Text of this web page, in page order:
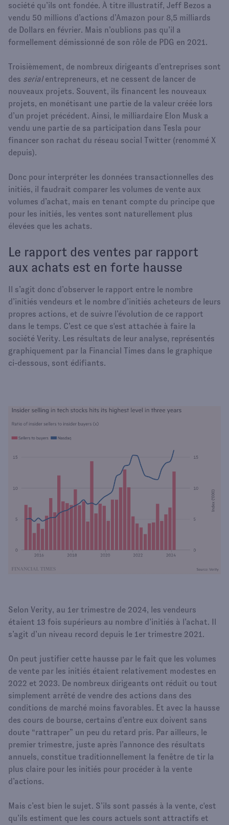
société qu’ils ont fondée. À titre illustratif, Jeff Bezos a
vendu 50 millions d’actions d’Amazon pour 8,5 milliards
de Dollars en février. Mais n’oublions pas qu’il a
formellement démissionné de son rôle de PDG en 2021.
Troisièmement, de nombreux dirigeants d’entreprises sont
des serialentrepreneurs, et ne cessent de lancer de
nouveaux projets. Souvent, ils financent les nouveaux
projets, en monétisant une partie de la valeur créée lors
d’un projet précédent. Ainsi, le milliardaire Elon Musk a
vendu une partie de sa participation dans Tesla pour
financer son rachat du réseau social Twitter (renommé X
depuis).
Donc pour interpréter les données transactionnelles des
initiés, il faudrait comparer les volumes de vente aux
volumes d’achat, mais en tenant compte du principe que
pour les initiés, les ventes sont naturellement plus
élevées que les achats.
Le rapport des ventes par rapport
aux achats est en forte hausse
Il s’agit donc d’observer le rapport entre le nombre
d’initiés vendeurs et le nombre d’initiés acheteurs de leurs
propres actions, et de suivre l’évolution de ce rapport
dans le temps. C’est ce que s'est attachée à faire la
société Verity. Les résultats de leur analyse, représentés
graphiquement par la Financial Times dans le graphique
ci-dessous, sont édifiants.
Selon Verity, au 1er trimestre de 2024, les vendeurs
étaient 13 fois supérieurs au nombre d’initiés à l’achat. Il
s’agit d’un niveau record depuis le 1er trimestre 2021.
On peut justifier cette hausse par le fait que les volumes
de vente par les initiés étaient relativement modestes en
2022 et 2023. De nombreux dirigeants ont réduit ou tout
simplement arrêté de vendre des actions dans des
conditions de marché moins favorables. Et avec la hausse
des cours de bourse, certains d’entre eux doivent sans
doute “rattraper” un peu du retard pris. Par ailleurs, le
premier trimestre, juste après l’annonce des résultats
annuels, constitue traditionnellement la fenêtre de tir la
plus claire pour les initiés pour procéder à la vente
d’actions.
Mais c’est bien le sujet. S’ils sont passés à la vente, c'est
qu’ils estiment que les cours actuels sont attractifs et